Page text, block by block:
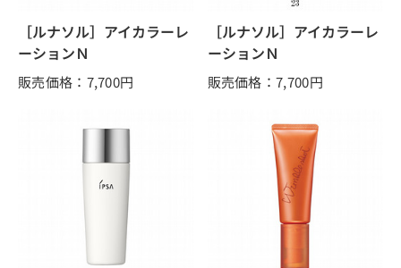
［ルナソル］アイカラーレ
ーションＮ
販売価格：7,700円
［ルナソル］アイカラーレ
ーションＮ
販売価格：7,700円